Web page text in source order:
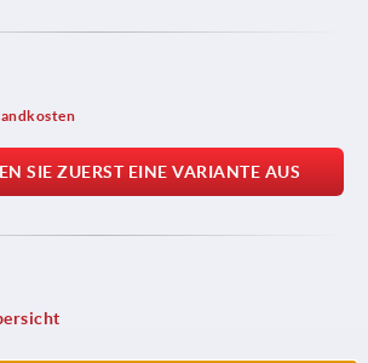
SIE ZUERST EINE VARIANTE AUS